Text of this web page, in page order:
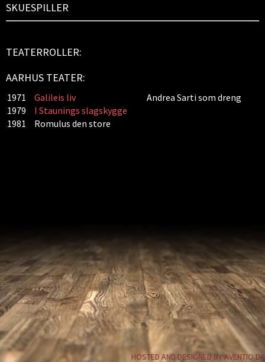
SKUESPILLER
TEATERROLLER:
AARHUS TEATER:
1971 Galileis liv
Andrea Sarti som dreng
1979
I Staunings slagskygge
1981
Romulus den store
HOSTED AND DESIGNED BY AVENTIO.DK